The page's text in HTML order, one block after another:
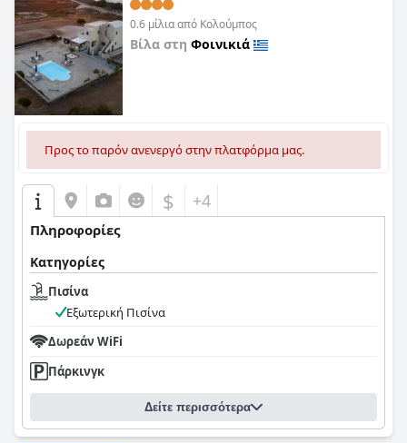
0.6 μίλια από Κολούμπος
Βίλα στη Φοινικιά
Προς το παρόν ανενεργό στην πλατφόρμα μας.
$ +4
Πληροφορίες
Κατηγορίες
Πισίνα
Εξωτερική Πισίνα
Δωρεάν WiFi
Πάρκινγκ
Δείτε περισσότερα